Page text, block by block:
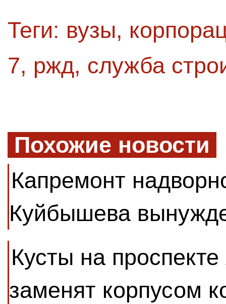
Теги: вузы,
7, ржд, служба
Похожие новости
Капремонт
Куйбышева
Кусты на
заменят корпусом